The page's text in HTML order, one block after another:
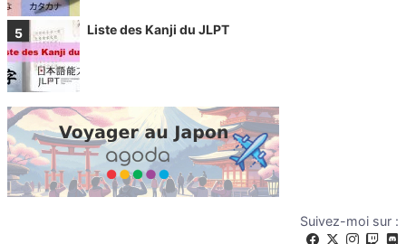
Liste des Kanji du JLPT
Suivez-moi sur :